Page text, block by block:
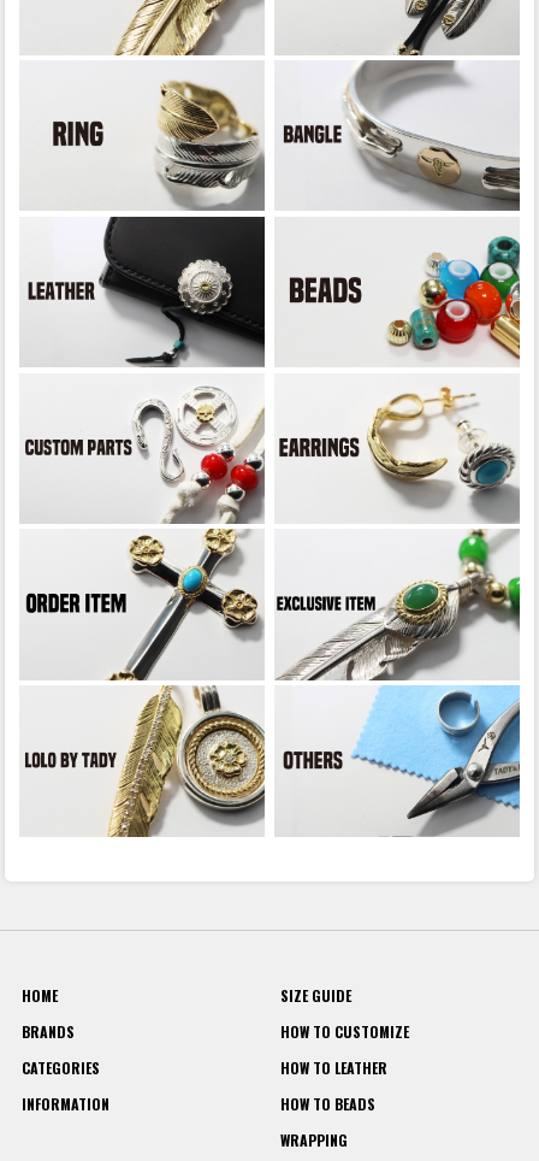
HOME
BRANDS
CATEGORIES
INFORMATION
SIZE GUIDE
HOW TO CUSTOMIZE
HOW TO LEATHER
HOW TO BEADS
WRAPPING